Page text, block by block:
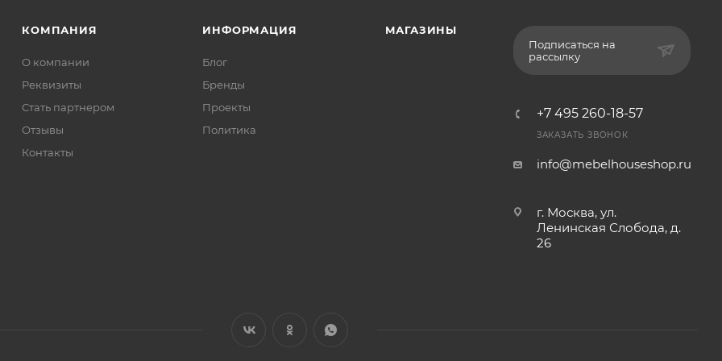
КОМПАНИЯ
О компании
Реквизиты
Стать партнером
Отзывы
Контакты
ИНФОРМАЦИЯ
Блог
Бренды
Проекты
Политика
МАГАЗИНЫ
Подписаться на
рассылку
+7 495 260-18-57
ЗАКАЗАТЬ ЗВОНОК
info@mebelhouseshop.ru
г. Москва, ул.
Ленинская Слобода, д.
26